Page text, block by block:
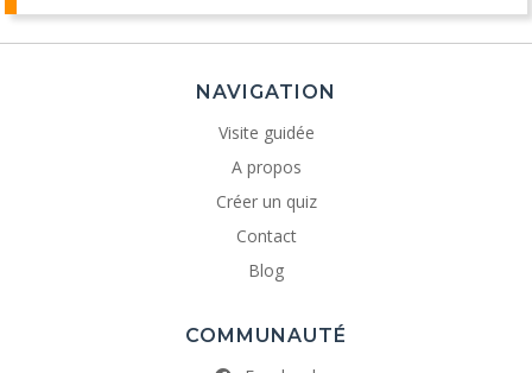
NAVIGATION
Visite guidée
A propos
Créer un quiz
Contact
Blog
COMMUNAUTÉ